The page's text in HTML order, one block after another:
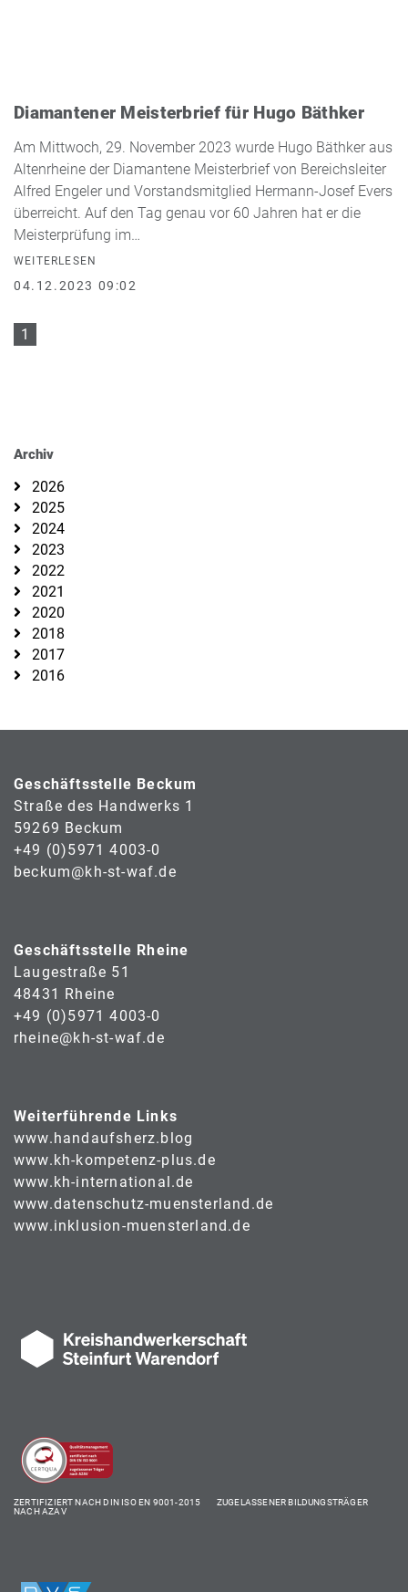
Diamantener Meisterbrief für Hugo Bäthker
Am Mittwoch, 29. November 2023 wurde Hugo Bäthker aus
Altenrheine der Diamantene Meisterbrief von Bereichsleiter
Alfred Engeler und Vorstandsmitglied Hermann-Josef Evers
überreicht. Auf den Tag genau vor 60 Jahren hat er die
Meisterprüfung im…
WEITERLESEN
04.12.2023 09:02
1
Archiv
2026
2025
2024
2023
2022
2021
2020
2018
2017
2016
Geschäftsstelle Beckum
Straße des Handwerks 1
59269 Beckum
+49 (0)5971 4003-0
beckum@kh-st-waf.de
Geschäftsstelle Rheine
Laugestraße 51
48431 Rheine
+49 (0)5971 4003-0
rheine@kh-st-waf.de
Weiterführende Links
www.handaufsherz.blog
www.kh-kompetenz-plus.de
www.kh-international.de
www.datenschutz-muensterland.de
www.inklusion-muensterland.de
ZERTIFIZIERT NACH DIN ISO EN 9001-2015 ZUGELASSENER BILDUNGSTRÄGER
NACH AZAV